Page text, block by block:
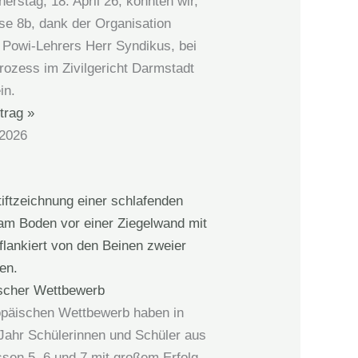
8b, dank der Organisation
Lehrers Herr Syndikus, bei
im Zivilgericht Darmstadt
»
Wettbewerb
Wettbewerb haben in
Schülerinnen und Schüler aus